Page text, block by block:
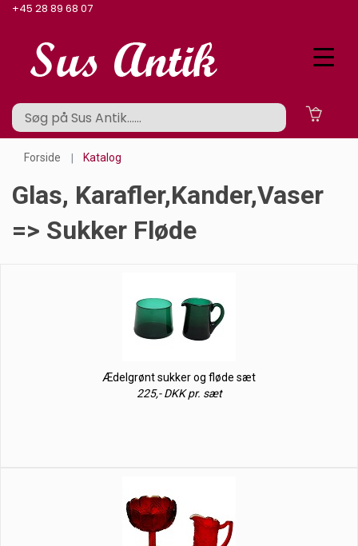
+45 28 89 68 07
Forside Katalog
Glas, Karafler,kander,vaser
=> Sukker Fløde
Ædelgrønt sukker og fløde sæt
225,- DKK pr. sæt